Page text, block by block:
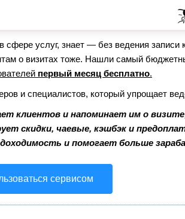
записи на собственном Telegram-
сфере услуг, знает — без ведения
о визитах тоже. Нашли самый
первый месяц бесплатно.
и специалистов, который упрощает
клиентов и напоминает им о
скидки, чаевые, кэшбэк и
и помогает больше
сервисом